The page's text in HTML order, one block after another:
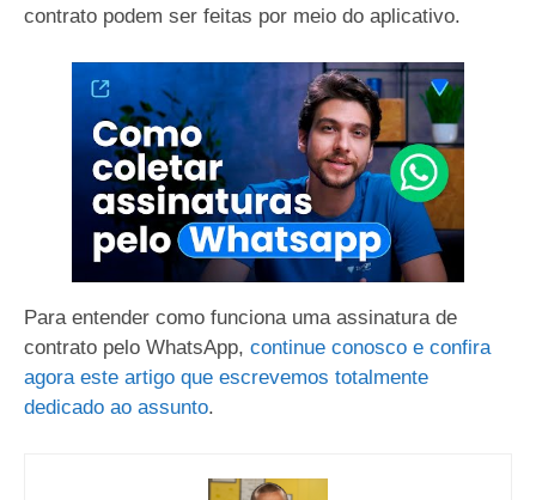
contrato podem ser feitas por meio do aplicativo.
Para entender como funciona uma assinatura de
contrato pelo WhatsApp, continue conosco e confira
agora este artigo que escrevemos totalmente
dedicado ao assunto.